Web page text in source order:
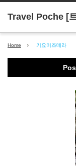
Home 기요미즈데라